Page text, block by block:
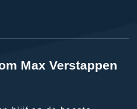
Max Verstappen